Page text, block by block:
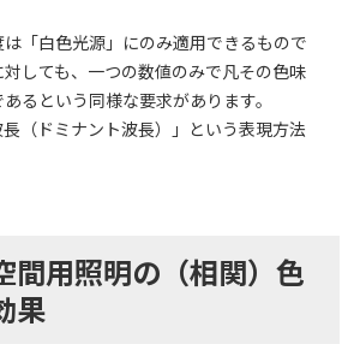
「白色光源」にのみ適用できるもので
しても、一つの数値のみで凡その色味
るという同様な要求があります。
（ドミナント波長）」という表現方法
間用照明の（相関）色
果